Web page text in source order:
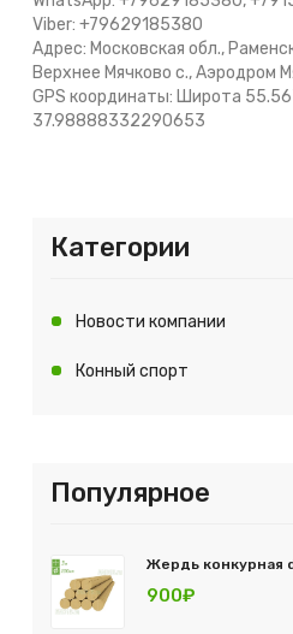
Viber: +79629185380
Адрес: Московская обл.,
Верхнее Мячково с., Аэродром
GPS координаты: Широта
37.98888332290653
Категории
Новости компании
Конный спорт
Популярное
Жердь конкурная
900₽